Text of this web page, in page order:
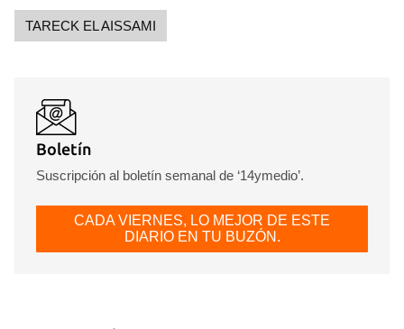
TARECK EL AISSAMI
Boletín
Suscripción al boletín semanal de ‘14ymedio’.
CADA VIERNES, LO MEJOR DE ESTE
DIARIO EN TU BUZÓN.